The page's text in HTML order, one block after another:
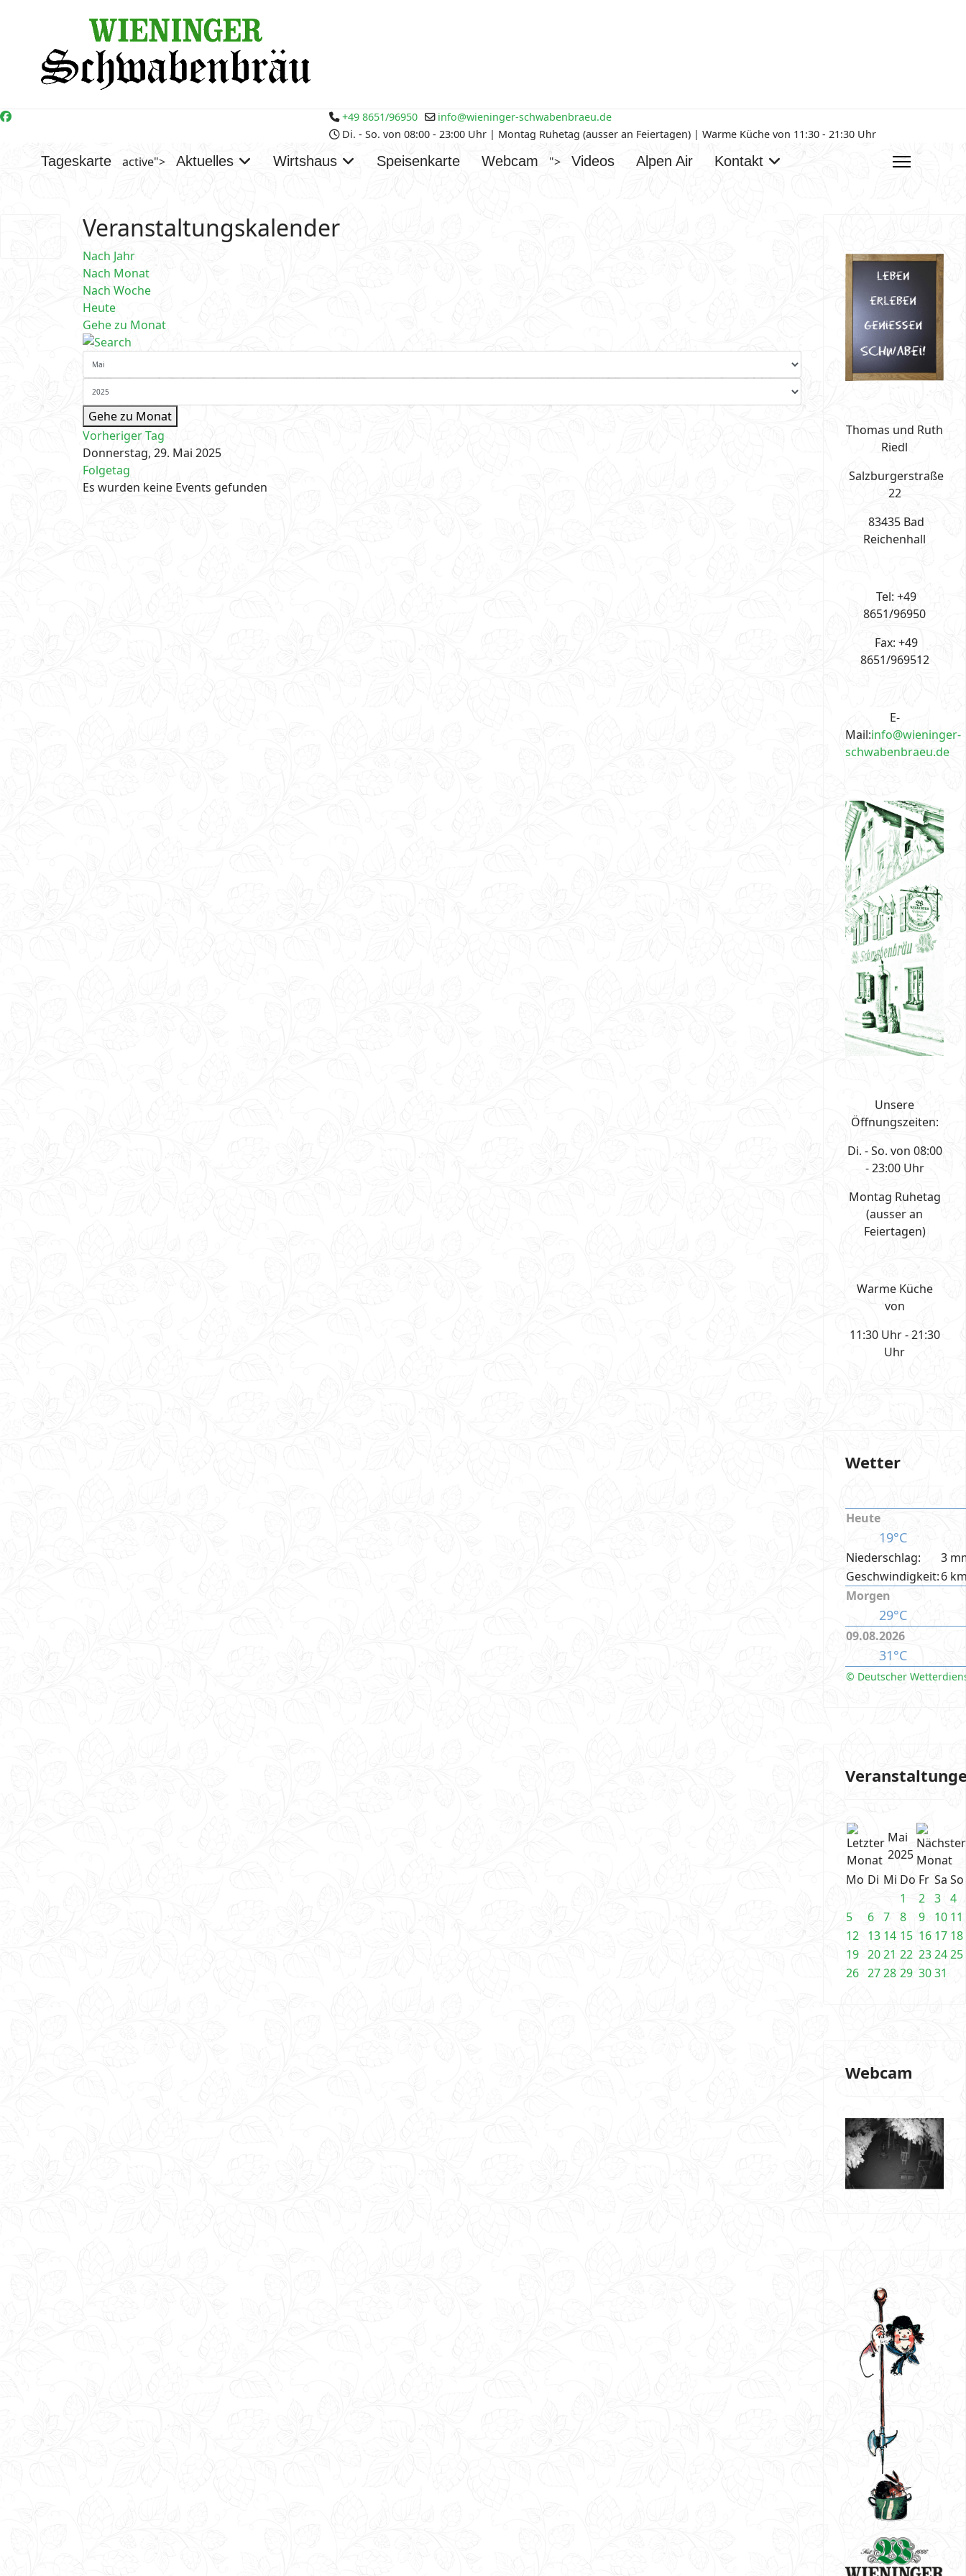
Tageskarte active"> Aktuelles Wirtshaus Speisenkarte Webcam "> Videos Alpen Air Kontakt
+49 8651/96950
info@wieninger-schwabenbraeu.de
Di. - So. von 08:00 - 23:00 Uhr | Montag Ruhetag (ausser an Feiertagen) | Warme Küche von 11:30 - 21:30 Uhr
Veranstaltungskalender
Nach Jahr
Nach Monat
Nach Woche
Heute
Gehe zu Monat
Gehe zu Monat
Vorheriger Tag
Donnerstag, 29. Mai 2025
Folgetag
Es wurden keine Events gefunden
Thomas und Ruth
Riedl
Salzburgerstraße
22
83435 Bad
Reichenhall
Tel: +49
8651/96950
Fax: +49
8651/969512
E-
Mail:info@wieninger-
schwabenbraeu.de
Unsere
Öffnungszeiten:
Di. - So. von 08:00
- 23:00 Uhr
Montag Ruhetag
(ausser an
Feiertagen)
Warme Küche
von
11:30 Uhr - 21:30
Uhr
Wetter
Heute
19°C
Niederschlag:
3
Geschwindigkeit:6
Morgen
29°C
09.08.2026
31°C
© Deutscher
Mai
2025
Mo Di Mi Do Fr Sa So
1
2 3 4
5
6 7 8 9 10 11
12 13 14 15 16 17 18
19 2021 22 232425
26 2728 29 3031
Webcam